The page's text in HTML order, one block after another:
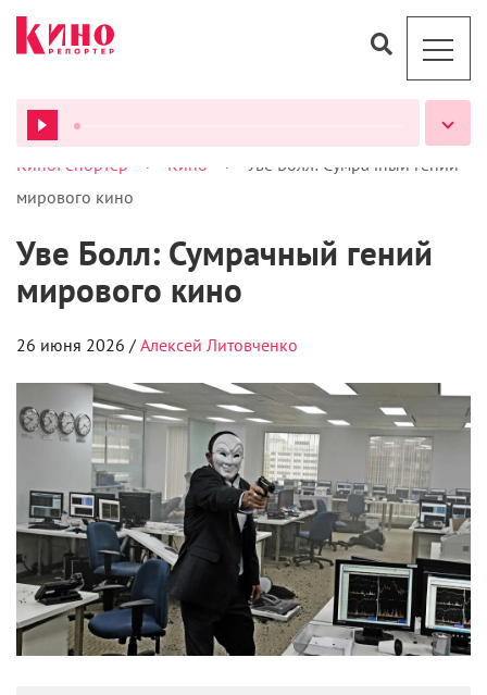
ВСЕ ПОДКАСТЫ
КиноРепортер > Кино >
Уве Болл: Сумрачный гений
мирового кино
Уве Болл: Сумрачный гений
мирового кино
26 июня 2026 / Алексей Литовченко